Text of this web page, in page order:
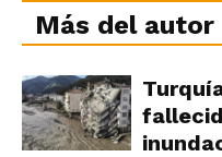
Más del autor